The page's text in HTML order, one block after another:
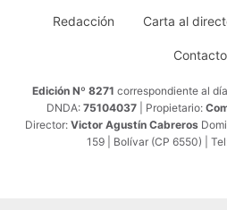
Redacción Carta al
Contacto
Edición Nº 8271 correspondiente al día
DNDA: 75104037 | Propietario:
Director: Victor Agustín Cabreros
159 | Bolívar (CP 6550) |